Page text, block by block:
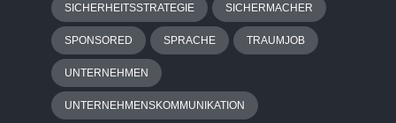
SICHERHEITSSTRATEGIE SICHERMACHER
SPONSORED SPRACHE TRAUMJOB
UNTERNEHMEN
UNTERNEHMENSKOMMUNIKATION